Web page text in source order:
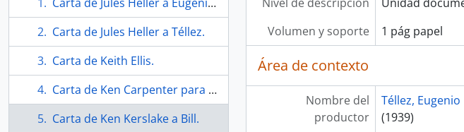
Carta de Jules Heller a Téllez.
Carta de Keith Ellis.
Carta de Ken Carpenter para el comité de promoción y titularidad.
Carta de Ken Kerslake a Bill.
Volumen y soporte
1 pág papel
Área de contexto
Nombre del
productor
Téllez, Eugenio
(1939)